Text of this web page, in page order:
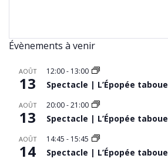
Évènements à venir
AOÛT
13
12:00- 13:00
Spectacle | L’Épopée taboue
AOÛT
13
20:00-21:00
Spectacle | L’Épopée taboue
AOÛT
14
14:45 - 15:45
Spectacle | L’Épopée taboue